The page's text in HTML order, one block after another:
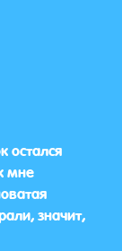
остался
мне
значит,